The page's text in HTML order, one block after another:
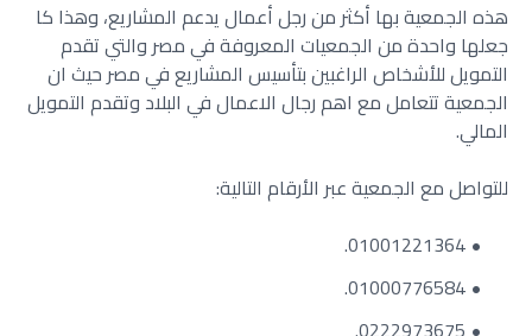
هذه الجمعية بها أكثر من رجل أعمال يدعم المشاريع، وهذا كا
جعلها واحدة من الجمعيات المعروفة في مصر والتي تقدم
التمويل للأشخاص الراغبين بتأسيس المشاريع في مصر حيث ان
الجمعية تتعامل مع اهم رجال الاعمال في البلاد وتقدم التمويل
المالي.
للتواصل مع الجمعية عبر الأرقام التالية:
01001221364.
01000776584.